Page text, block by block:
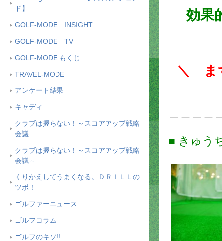
ド】
GOLF-MODE INSIGHT
GOLF-MODE TV
GOLF-MODE もくじ
TRAVEL-MODE
アンケート結果
キャディ
クラブは握らない！～スコアアップ戦略
会議
クラブは握らない！～スコアアップ戦略
会議～
くりかえしてうまくなる。ＤＲＩＬＬの
ツボ！
ゴルファーニュース
ゴルフコラム
ゴルフのキソ!!
効果
＼ ま
■ きゅう